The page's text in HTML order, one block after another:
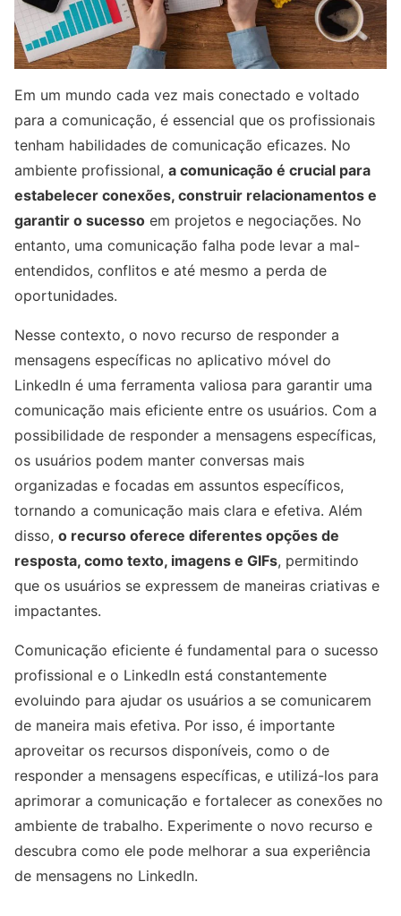
Em um mundo cada vez mais conectado e voltado
para a comunicação, é essencial que os profissionais
tenham habilidades de comunicação eficazes. No
ambiente profissional, a comunicação é crucial para
estabelecer conexões, construir relacionamentos e
garantir o sucesso em projetos e negociações. No
entanto, uma comunicação falha pode levar a mal-
entendidos, conflitos e até mesmo a perda de
oportunidades.
Nesse contexto, o novo recurso de responder a
mensagens específicas no aplicativo móvel do
LinkedIn é uma ferramenta valiosa para garantir uma
comunicação mais eficiente entre os usuários. Com a
possibilidade de responder a mensagens específicas,
os usuários podem manter conversas mais
organizadas e focadas em assuntos específicos,
tornando a comunicação mais clara e efetiva. Além
disso, o recurso oferece diferentes opções de
resposta, como texto, imagens e GIFs, permitindo
que os usuários se expressem de maneiras criativas e
impactantes.
Comunicação eficiente é fundamental para o sucesso
profissional e o LinkedIn está constantemente
evoluindo para ajudar os usuários a se comunicarem
de maneira mais efetiva. Por isso, é importante
aproveitar os recursos disponíveis, como o de
responder a mensagens específicas, e utilizá-los para
aprimorar a comunicação e fortalecer as conexões no
ambiente de trabalho. Experimente o novo recurso e
descubra como ele pode melhorar a sua experiência
de mensagens no LinkedIn.